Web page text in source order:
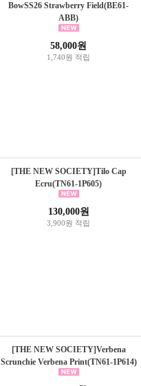
BowSS26 Strawberry Field(BE61-
ABB)
58,000원
1,740원 적립
[THE NEW SOCIETY]Tilo Cap
Ecru(TN61-1P605)
130,000원
3,900원 적립
[THE NEW SOCIETY]Verbena
Scrunchie Verbena Print(TN61-1P614)